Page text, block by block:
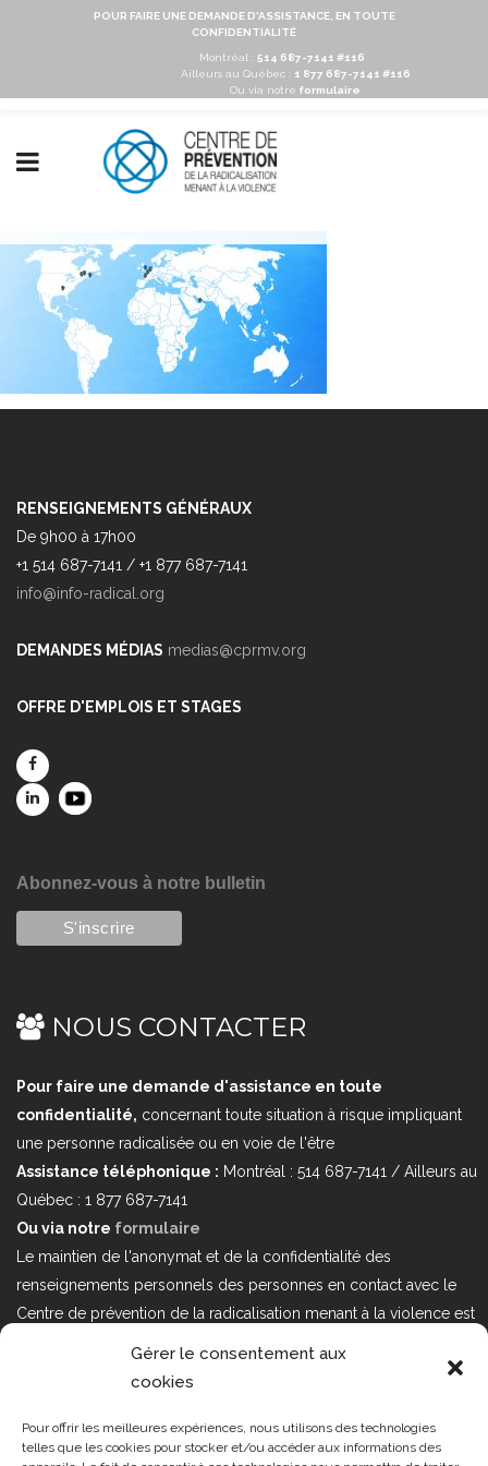
Gérer le consentement aux
cookies
Pour offrir les meilleures expériences, nous utilisons des technologies
telles que les cookies pour stocker et/ou accéder aux informations des
POUR FAIRE UNE DEMANDE D'ASSISTANCE, EN TOUTE
CONFIDENTIALITÉ
Montréal : 514 687-7141 #116
Ailleurs au Québec :
1 877 687-7141 #116
Ou via notre formulaire
RENSEIGNEMENTS GÉNÉRAUX
De 9h00 à 17h00
+1 514 687-7141 / +1 877 687-7141
info@info-radical.org
DEMANDES MÉDIAS medias@cprmv.org
OFFRE D'EMPLOIS ET STAGES
Abonnez-vous à notre bulletin
NOUS CONTACTER
Pour faire une demande d'assistance en toute
confidentialité, concernant toute situation à risque impliquant
une personne radicalisée ou en voie de l'être
Assistance téléphonique : Montréal : 514 687-7141 / Ailleurs au
Québec : 1 877 687-7141
Ou via notre formulaire
Le maintien de l'anonymat et de la confidentialité des
renseignements personnels des personnes en contact avec le
Centre de prévention de la radicalisation menant à la violence est
d'enjeux sur la Loi 25 portant sur la protection des renseignements
nous à l'adresse courriel suivant : loi25@cprmv.org Pour en savoir
plus, consultez notrepolitique de confidentialité.